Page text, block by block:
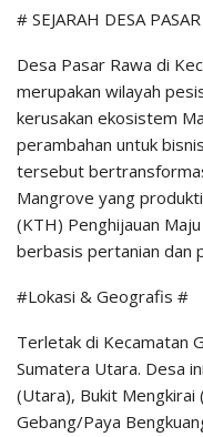
# SEJARAH DESA
Desa Pasar Rawa di
merupakan wilayah
kerusakan ekosistem
perambahan untuk
tersebut
Mangrove yang
(KTH) Penghijauan
berbasis pertanian dan
#Lokasi & Geografis #
Terletak di Kecamatan
Sumatera Utara. Desa
(Utara), Bukit Mengkirai
Gebang/Paya